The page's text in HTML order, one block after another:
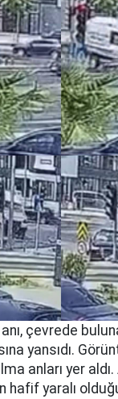
çevrede
yansıdı.
anları yer aldı.
hafif yaralı